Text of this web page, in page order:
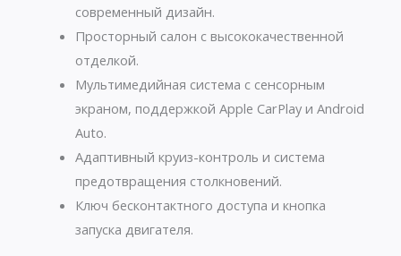
современный дизайн.
Просторный салон с высококачественной
отделкой.
Мультимедийная система с сенсорным
экраном, поддержкой Apple CarPlay и Android
Auto.
Адаптивный круиз-контроль и система
предотвращения столкновений.
Ключ бесконтактного доступа и кнопка
запуска двигателя.